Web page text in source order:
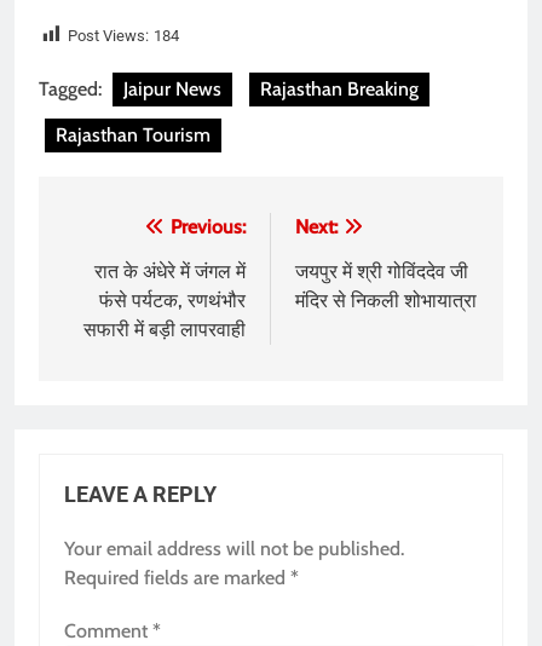
Post Views: 184
Tagged: Jaipur News
Rajasthan Breaking
Rajasthan Tourism
navigation
Previous:
रात के अंधेरे में जंगल में
फंसे पर्यटक, रणथंभौर
सफारी में बड़ी लापरवाही
Next:
जयपुर में श्री गोविंददेव जी
मंदिर से निकली शोभायात्रा
LEAVE A REPLY
Your email address will not be published.
Required fields are marked *
Comment *